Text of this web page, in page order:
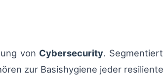
von Cybersecurity.
zur Basishygiene jeder